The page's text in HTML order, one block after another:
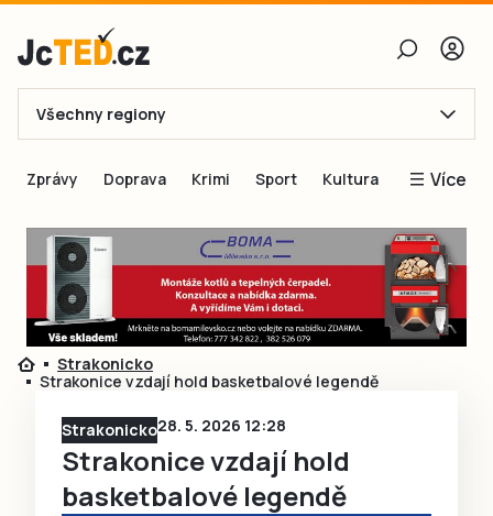
E-mail
Obnovit heslo
Přihlásit se
Přihlásit se přes Facebook
Ještě nemám účet, chci se
Všechny regiony
Zprávy Doprava Krimi Sport Kultura Více
Blogy
Inspirace
Čtenáři píší
Speciální přílohy
Strakonicko
Strakonice vzdají hold basketbalové legendě
Strakonicko28. 5. 2026 12:28
Strakonice vzdají hold
basketbalové legendě